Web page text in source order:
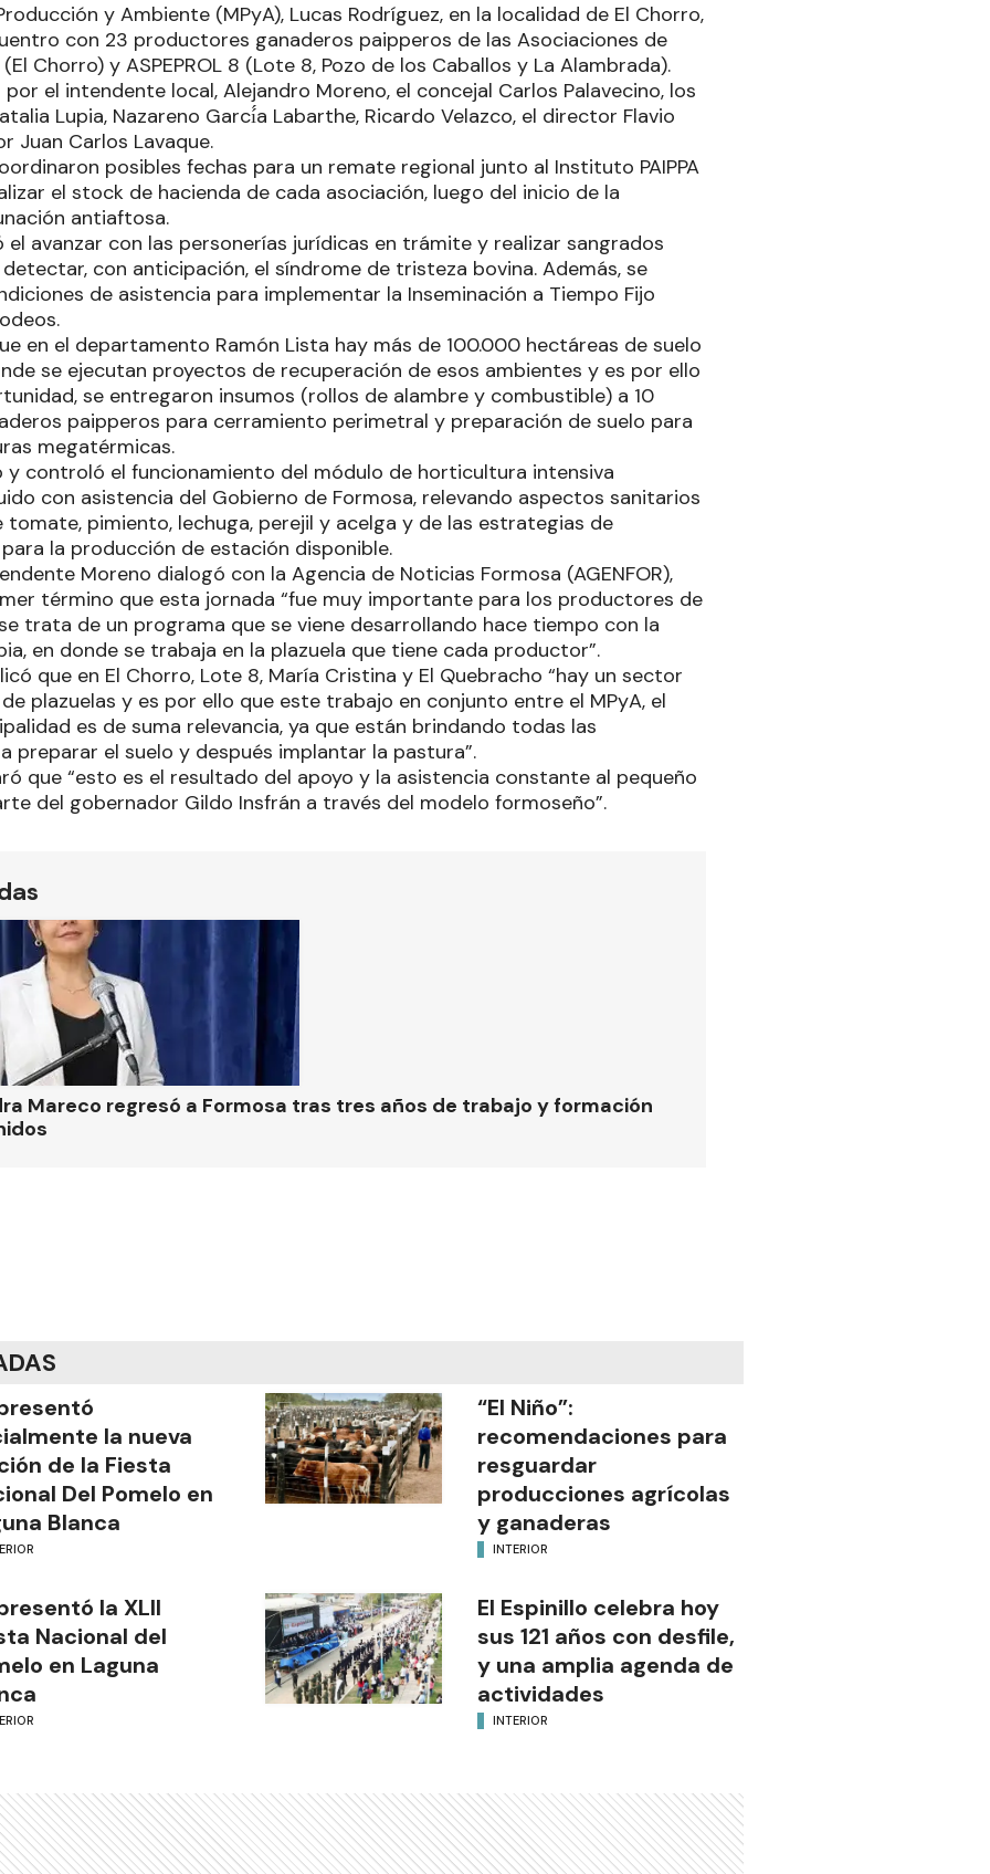
y Ambiente (MPyA), Lucas Rodríguez, en la localidad de El Chorro,
con 23 productores ganaderos paipperos de las Asociaciones de
Chorro) y ASPEPROL 8 (Lote 8, Pozo de los Caballos y La Alambrada).
el intendente local, Alejandro Moreno, el concejal Carlos Palavecino, los
Lupia, Nazareno Garcí́a Labarthe, Ricardo Velazco, el director Flavio
Juan Carlos Lavaque.
posibles fechas para un remate regional junto al Instituto PAIPPA
el stock de hacienda de cada asociación, luego del inicio de la
antiaftosa.
el avanzar con las personerías jurídicas en trámite y realizar sangrados
con anticipación, el síndrome de tristeza bovina. Además, se
de asistencia para implementar la Inseminación a Tiempo Fijo
en el departamento Ramón Lista hay más de 100.000 hectáreas de suelo
se ejecutan proyectos de recuperación de esos ambientes y es por ello
se entregaron insumos (rollos de alambre y combustible) a 10
paipperos para cerramiento perimetral y preparación de suelo para
megatérmicas.
y controló el funcionamiento del módulo de horticultura intensiva
con asistencia del Gobierno de Formosa, relevando aspectos sanitarios
pimiento, lechuga, perejil y acelga y de las estrategias de
la producción de estación disponible.
Moreno dialogó con la Agencia de Noticias Formosa (AGENFOR),
término que esta jornada “fue muy importante para los productores de
trata de un programa que se viene desarrollando hace tiempo con la
en donde se trabaja en la plazuela que tiene cada productor”.
que en El Chorro, Lote 8, María Cristina y El Quebracho “hay un sector
plazuelas y es por ello que este trabajo en conjunto entre el MPyA, el
es de suma relevancia, ya que están brindando todas las
preparar el suelo y después implantar la pastura”.
que “esto es el resultado del apoyo y la asistencia constante al pequeño
del gobernador Gildo Insfrán a través del modelo formoseño”.
Mareco regresó a Formosa tras tres años de trabajo y formación
la nueva
de la Fiesta
Del Pomelo en
Blanca
“El Niño”:
recomendaciones para
resguardar
producciones agrícolas
y ganaderas
INTERIOR
la XLII
Nacional del
en Laguna
El Espinillo celebra hoy
sus 121 años con desfile,
y una amplia agenda de
actividades
INTERIOR